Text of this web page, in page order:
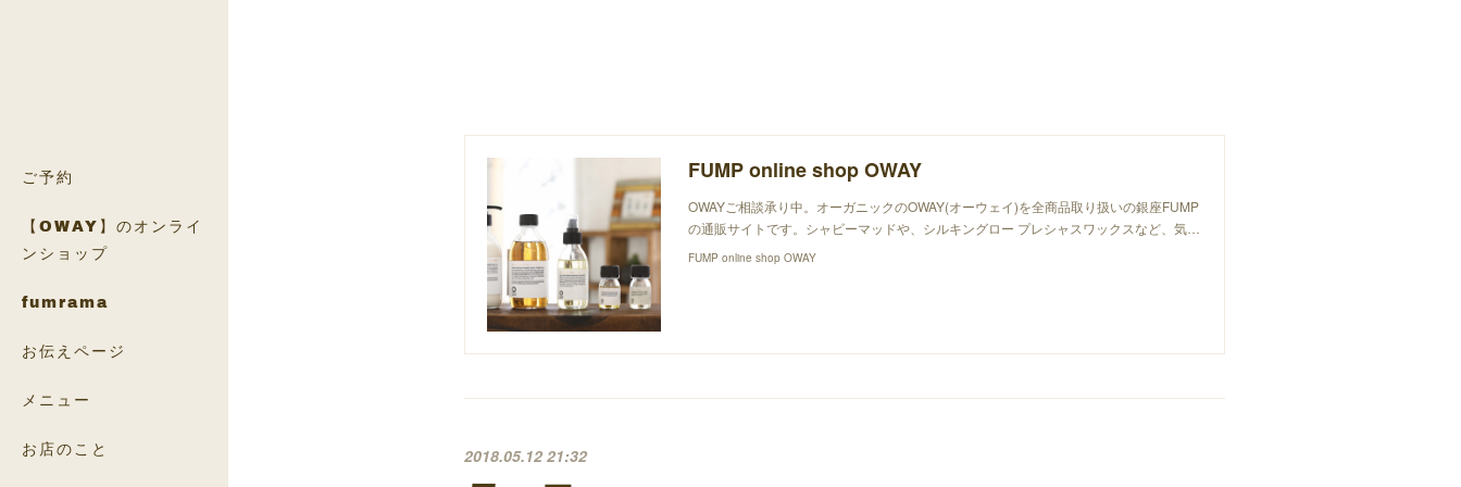
ご予約
【OWAY】のオンライ
ンショップ
fumrama
お伝えページ
メニュー
お店のこと
FUMP online shop OWAY
OWAYご相談承り中。オーガニックのOWAY(オーウェイ)を全商品取り扱いの銀座FUMP
の通販サイトです。シャビーマッドや、シルキングロー プレシャスワックスなど、気…
FUMP online shop OWAY
2018.05.12 21:32